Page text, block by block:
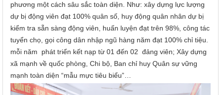
phương một cách sâu sắc toàn diện. Như: xây dựng lực lượng
dự bị động viên đạt 100% quân số, huy động quân nhân dự bị
kiểm tra sẵn sàng động viên, huấn luyện đạt trên 98%, công tác
tuyển chọ, gọi công dân nhập ngũ hàng năm đạt 100% chỉ tiệu.
mỗi năm phát triển kết nạp từ 01 đến 02 đảng viên; Xây dựng
xã mạnh về quốc phòng, Chi bộ, Ban chỉ huy Quân sự vững
mạnh toàn diện “mẫu mực tiêu biểu”…